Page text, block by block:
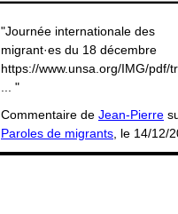
"Journée internationale des
migrant·es du 18 décembre
https://www.unsa.org/IMG/pdf/
... "
Commentaire de Jean-Pierre
Paroles de migrants , le 14/12/